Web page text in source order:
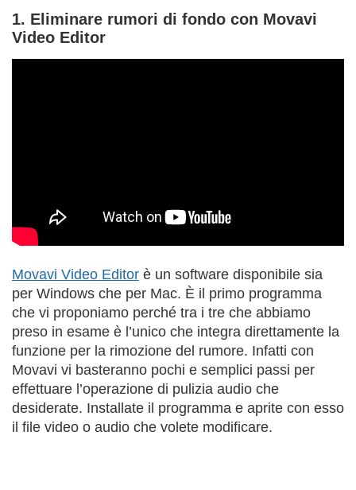
1. Eliminare rumori di fondo con Movavi
Video Editor
Movavi Video Editor è un software disponibile sia
per Windows che per Mac. È il primo programma
che vi proponiamo perché tra i tre che abbiamo
preso in esame è l’unico che integra direttamente la
funzione per la rimozione del rumore. Infatti con
Movavi vi basteranno pochi e semplici passi per
effettuare l’operazione di pulizia audio che
desiderate. Installate il programma e aprite con esso
il file video o audio che volete modificare.